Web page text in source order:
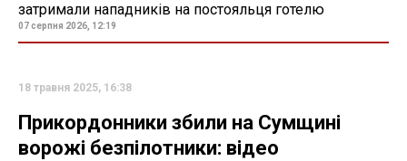
затримали нападників на постояльця готелю
07 серпня 2026, 12:19
18 травня 2025, 16:38
Прикордонники збили на Сумщині
ворожі безпілотники: відео